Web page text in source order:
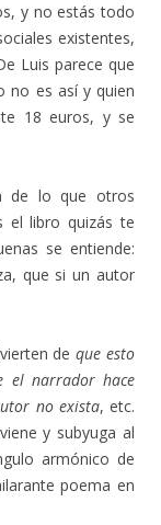
y no estás todo
existentes,
Luis parece que
no es así y quien
18 euros, y se
de lo que otros
el libro quizás te
se entiende:
que si un autor
deque esto
el narrador hace
no exista, etc.
y subyuga al
armónico de
poema en